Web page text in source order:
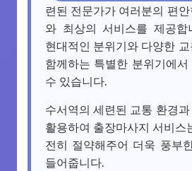
련된 전문가가 여러분의 편
와 최상의 서비스를 제공합
현대적인 분위기와 다양한
함께하는 특별한 분위기에
수 있습니다.
수서역의 세련된 교통 환경
활용하여 출장마사지 서비스
전히 절약해주어 더욱 풍부
들어줍니다.